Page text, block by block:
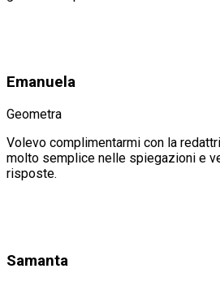
Emanuela
Geometra
Volevo complimentarmi con la
molto semplice nelle spiegazioni e
risposte.
Samanta